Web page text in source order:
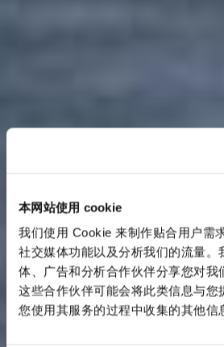
本网站使用 cookie
我们使用 Cookie 来制作贴合用户需
社交媒体功能以及分析我们的流量。
体、广告和分析合作伙伴分享您对我
这些合作伙伴可能会将此类信息与您
您使用其服务的过程中收集的其他信